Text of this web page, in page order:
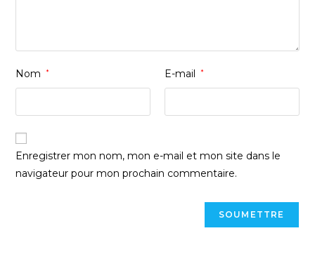
Nom * E-mail *
Enregistrer mon nom, mon e-mail et mon site dans le
navigateur pour mon prochain commentaire.